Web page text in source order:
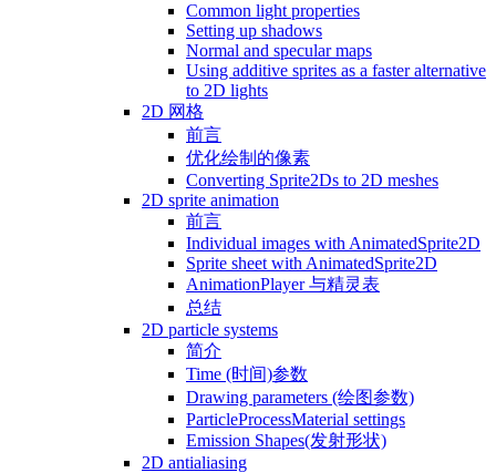
Common light properties
Setting up shadows
Normal and specular maps
Using additive sprites as a faster alternative
to 2D lights
2D 网格
前言
优化绘制的像素
Converting Sprite2Ds to 2D meshes
2D sprite animation
前言
Individual images with AnimatedSprite2D
Sprite sheet with AnimatedSprite2D
AnimationPlayer 与精灵表
总结
2D particle systems
简介
Time (时间)参数
Drawing parameters (绘图参数)
ParticleProcessMaterial settings
Emission Shapes(发射形状)
2D antialiasing